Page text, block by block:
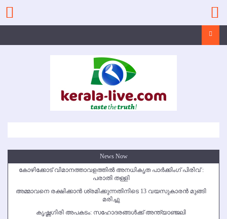
content
News Now
കോഴിക്കോട് വിമാനത്താവളത്തില്‍ അനധികൃത പാര്‍ക്കിംഗ് പിരിവ് :
പരാതി തള്ളി
അമ്മാവനെ രക്ഷിക്കാന്‍ ശ്രമിക്കുന്നതിനിടെ 13 വയസുകാരന്‍ മുങ്ങി
മരിച്ചു
കൃഷ്ണഗിരി അപകടം: സഹോദരങ്ങള്‍ക്ക് അന്ത്യാഞ്ജലി